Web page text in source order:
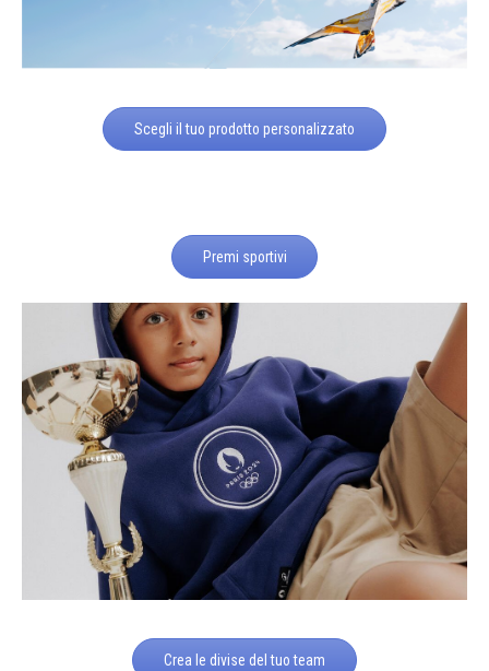
Scegli il tuo prodotto personalizzato
Premi sportivi
Crea le divise del tuo team